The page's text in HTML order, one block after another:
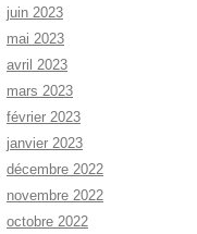
juin 2023
mai 2023
avril 2023
mars 2023
février 2023
janvier 2023
décembre 2022
novembre 2022
octobre 2022